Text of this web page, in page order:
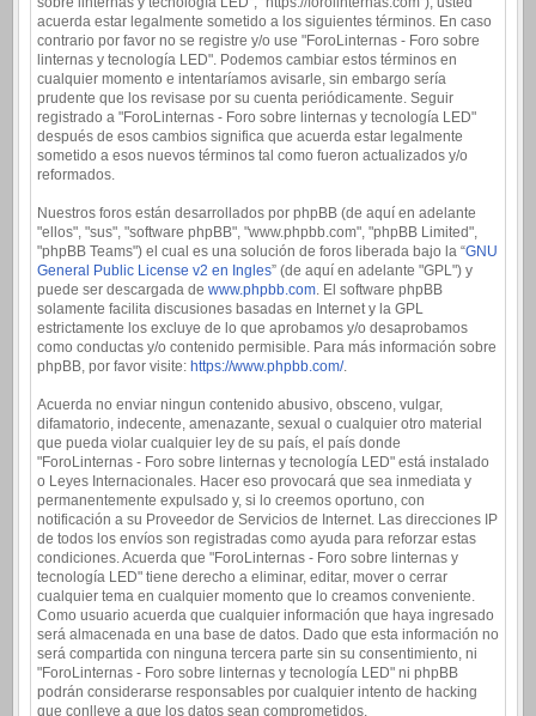
acuerda estar legalmente sometido a los siguientes términos. En caso
contrario por favor no se registre y/o use "ForoLinternas - Foro sobre
linternas y tecnología LED". Podemos cambiar estos términos en
cualquier momento e intentaríamos avisarle, sin embargo sería
prudente que los revisase por su cuenta periódicamente. Seguir
registrado a "ForoLinternas - Foro sobre linternas y tecnología LED"
después de esos cambios significa que acuerda estar legalmente
sometido a esos nuevos términos tal como fueron actualizados y/o
reformados.
Nuestros foros están desarrollados por phpBB (de aquí en adelante
"ellos", "sus", "software phpBB", "www.phpbb.com", "phpBB Limited",
"phpBB Teams") el cual es una solución de foros liberada bajo la “GNU
General Public License v2 en Ingles” (de aquí en adelante "GPL") y
puede ser descargada de www.phpbb.com . El software phpBB
solamente facilita discusiones basadas en Internet y la GPL
estrictamente los excluye de lo que aprobamos y/o desaprobamos
como conductas y/o contenido permisible. Para más información sobre
phpBB, por favor visite: https://www.phpbb.com/.
Acuerda no enviar ningun contenido abusivo, obsceno, vulgar,
difamatorio, indecente, amenazante, sexual o cualquier otro material
que pueda violar cualquier ley de su país, el país donde
"ForoLinternas - Foro sobre linternas y tecnología LED" está instalado
o Leyes Internacionales. Hacer eso provocará que sea inmediata y
permanentemente expulsado y, si lo creemos oportuno, con
notificación a su Proveedor de Servicios de Internet. Las direcciones IP
de todos los envíos son registradas como ayuda para reforzar estas
condiciones. Acuerda que "ForoLinternas - Foro sobre linternas y
tecnología LED" tiene derecho a eliminar, editar, mover o cerrar
cualquier tema en cualquier momento que lo creamos conveniente.
Como usuario acuerda que cualquier información que haya ingresado
será almacenada en una base de datos. Dado que esta información no
será compartida con ninguna tercera parte sin su consentimiento, ni
"ForoLinternas - Foro sobre linternas y tecnología LED" ni phpBB
podrán considerarse responsables por cualquier intento de hacking
que conlleve a que los datos sean comprometidos.